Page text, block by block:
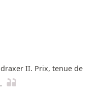
II. Prix, tenue de